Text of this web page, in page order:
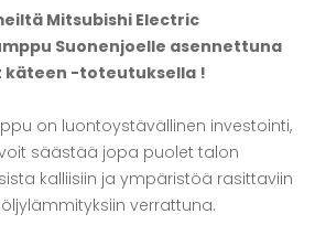
Mitsubishi Electric
Suonenjoelle asennettuna
käteen -toteutuksella !
on luontoystävällinen investointi,
säästää jopa puolet talon
kalliisiin ja ympäristöä rasittaviin
verrattuna.